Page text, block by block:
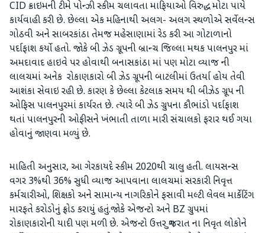
CID ક્રાઇમની ટીમે પોન્ઝી સ્કીમ ચલાવતા માફિયાઓ વિરુદ્ધ મોટા પાયે
કાર્યવાહી કરી છે. છેલ્લા એક મહિનાથી અલગ- અલગ સ્થળોએ સર્વેલન્સ
ગોઠવી અને સાબરકાંઠા તેમજ મહેસાણામાં રેડ કરી આ ગોટાળાનો
પર્દાફાશ કર્યો હતો. જોકે બી ઝેડ ગ્રૂપની બ્રાન્ચ જિલ્લા મથક પાલનપુર માં
અમદાવાદ હાઇવે પર હોવાથી બનાસકાંઠા માં પણ મોટા વ્યાજ ની
લાલચમાં અનેક રોકાણકારો બી ઝેડ ગ્રૂપની બાટલીમાં ઉતર્યા હોય તેવી
આશંકા સેવાઇ રહી છે. કારણ કે છેલ્લા કેટલાક સમય થી બીઝેડ ગ્રૂપ ની
ઓફિસ પાલનપુરમાં કાર્યરત છે. ત્યારે બી ઝેડ ગ્રુપના કૌભાંડો પર્દાફાશ
થતાં પાલનપુરની ઓફીસને ખંભાતી તાળા મારી સંચાલકો ફરાર થઈ ગયા
હોવાનું જાણવા મળ્યું છે.
માહિતી અનુસાર, આ ગેરકાયદે સ્કીમ 2020થી ચાલુ હતી. લાયસન્સ
વગર 3%થી 36% સુધી વ્યાજ આપવાના લાલચમાં સરકારી નિવૃત્ત
કર્મચારીઓ, શિક્ષકો અને સામાન્ય નાગરિકોને ફસાવી મલ્ટી લેવલ માર્કેટિંગ
મારફતે કરોડોનું ફ્રોડ કરાયું હતું.જોકે એજન્ટો અને BZ ગ્રુપમાં
રોકાણકારોની યાદી પણ મળી છે. એજન્ટો ઉત્તર ગુજરાત ના નિવૃત લોકોને